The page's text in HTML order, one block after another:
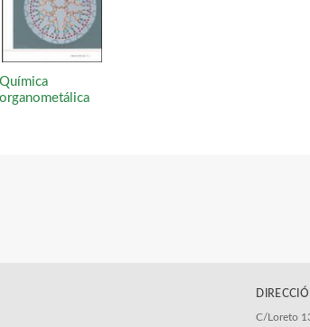
Química
organometálica
C/Loreto